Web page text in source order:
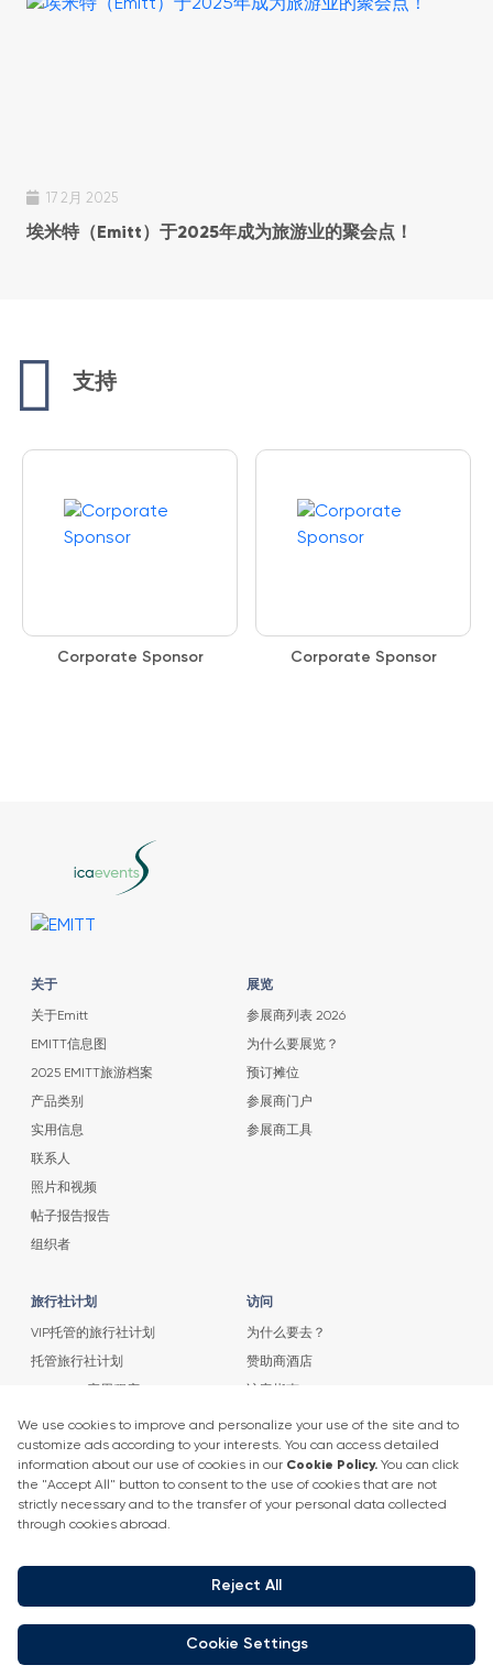
17 2月 2025
埃米特（Emitt）于2025年成为旅游业的聚会点！
支持
Corporate Sponsor Corporate Sponsor
关于
关于Emitt
EMITT信息图
2025 EMITT旅游档案
产品类别
实用信息
联系人
照片和视频
帖子报告报告
组织者
展览
参展商列表 2026
为什么要展览？
预订摊位
参展商门户
参展商工具
旅行社计划
VIP托管的旅行社计划
托管旅行社计划
访问
为什么要去？
赞助商酒店
议程
2025 扬声器列表
扬声器清单
消息
消息
新闻发布
+90 212 266 7010
info.turkey@icaevents.com.tr